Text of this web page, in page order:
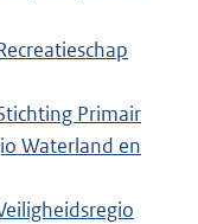
Primair
Waterland en